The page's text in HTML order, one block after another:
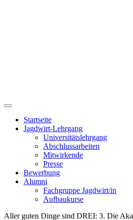
Startseite
Jagdwirt-Lehrgang
Universitätslehrgang
Abschlussarbeiten
Mitwirkende
Presse
Bewerbung
Alumni
Fachgruppe Jagdwirt/in
Aufbaukurse
Aller guten Dinge sind DREI: 3. Die